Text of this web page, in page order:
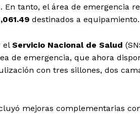
. En tanto, el área de emergencia
destinados a equipamiento.
el Servicio Nacional de Salud
de emergencia, que ahora
con tres sillones, dos
mejoras complementarias